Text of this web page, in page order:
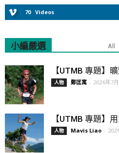
70 Videos
小編嚴選 All
【UTMB 專題】
人物 鄭匡寓 - 2026年7
【UTMB 專題】
人物 Mavis Liao -